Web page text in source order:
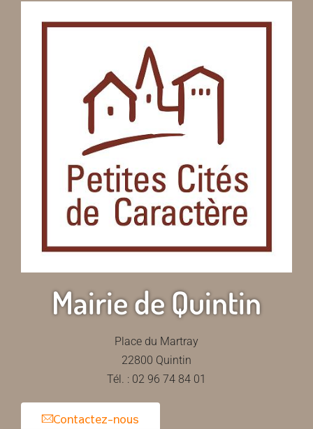
Mairie de Quintin
Place du Martray
22800 Quintin
Tél. : 02 96 74 84 01
Contactez-nous